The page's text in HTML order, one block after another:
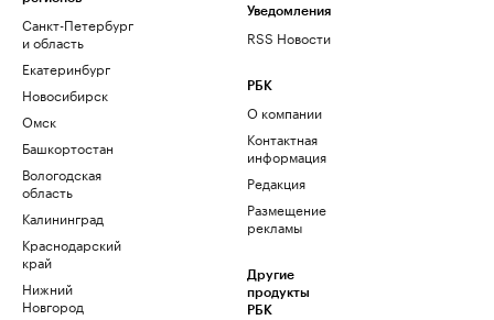
Санкт-Петербург
и область
Екатеринбург
Новосибирск
Омск
Башкортостан
Вологодская
область
Калининград
Краснодарский
край
Нижний
Новгород
Уведомления
RSS Новости
РБК
О компании
Контактная
информация
Редакция
Размещение
рекламы
Другие
продукты
РБК